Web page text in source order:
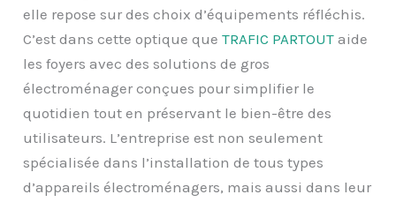
elle repose sur des choix d’équipements réfléchis.
C’est dans cette optique queTRAFIC PARTOUT aide
les foyers avec des solutions de gros
électroménager conçues pour simplifier le
quotidien tout en préservant le bien-être des
utilisateurs. L’entreprise est non seulement
spécialisée dans l’installation de tous types
d’appareils électroménagers, mais aussi dans leur